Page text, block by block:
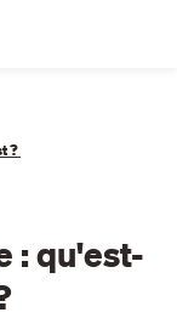
?
: qu'est-